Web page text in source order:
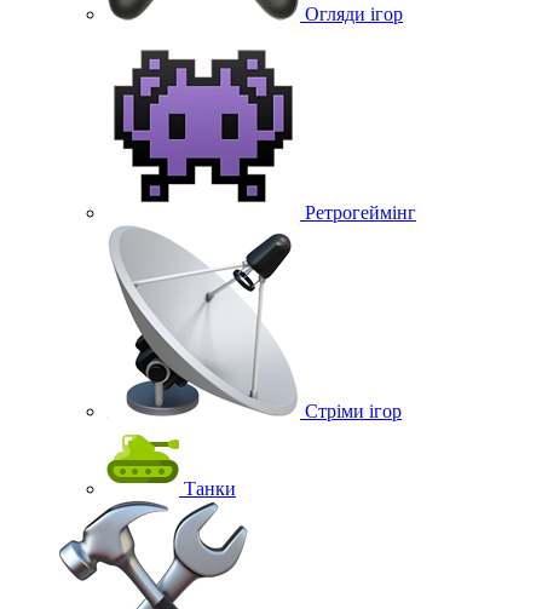
Огляди ігор
Ретрогеймінг
Стріми ігор
Танки